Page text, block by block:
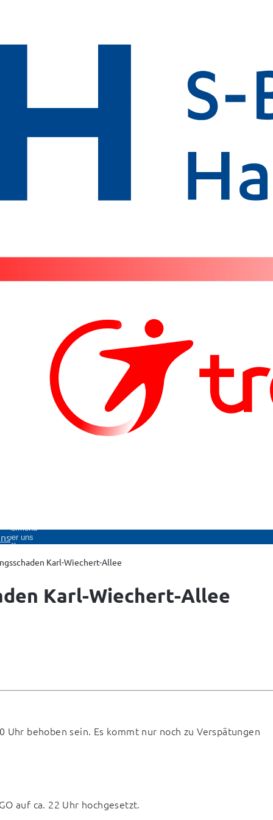
Über uns
öffnen
Karl-Wiechert-Allee
Karl-Wiechert-Allee
behoben sein. Es kommt nur noch zu Verspätungen
auf ca. 22 Uhr hochgesetzt.